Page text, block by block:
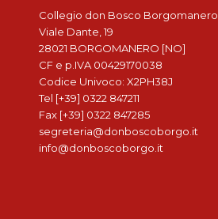
Collegio don Bosco Borgomanero
Viale Dante, 19
28021 BORGOMANERO [NO]
CF e p.IVA 00429170038
Codice Univoco: X2PH38J
Tel [+39] 0322 847211
Fax [+39] 0322 847285
segreteria@donboscoborgo.it
info@donboscoborgo.it